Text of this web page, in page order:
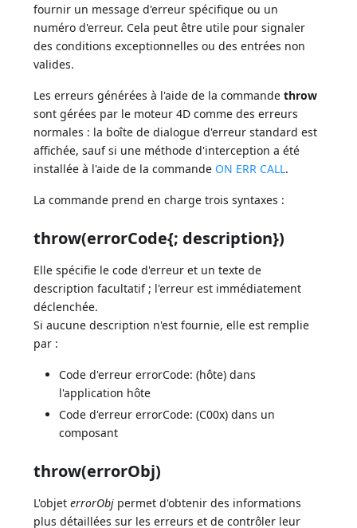
fournir un message d'erreur spécifique ou un
numéro d'erreur. Cela peut être utile pour signaler
des conditions exceptionnelles ou des entrées non
valides.
Les erreurs générées à l'aide de la commandethrow
sont gérées par le moteur 4D comme des erreurs
normales : la boîte de dialogue d'erreur standard est
affichée, sauf si une méthode d'interception a été
installée à l'aide de la commande ON ERR CALL.
La commande prend en charge trois syntaxes :
throw(errorCode{; description})
Elle spécifie le code d'erreur et un texte de
description facultatif ; l'erreur est immédiatement
déclenchée.
Si aucune description n'est fournie, elle est remplie
par :
Code d'erreur errorCode: (hôte) dans
l'application hôte
Code d'erreur errorCode: (C00x) dans un
composant
throw(errorObj)
L'objeterrorObj permet d'obtenir des informations
plus détaillées sur les erreurs et de contrôler leur